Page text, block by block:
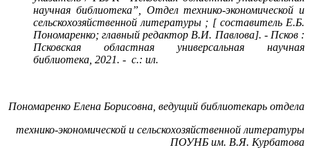
научная библиотека”, Отдел технико-экономической и
сельскохозяйственной литературы ; [ составитель Е.Б.
Пономаренко; главный редактор В.И. Павлова]. - Псков :
Псковская областная универсальная научная
библиотека, 2021. - с.: ил.
Пономаренко Елена Борисовна, ведущий библиотекарь отдела
технико-экономической и сельскохозяйственной литературы
ПОУНБ им. В.Я. Курбатова